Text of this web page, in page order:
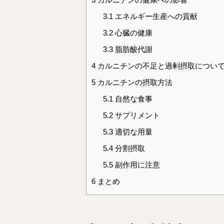
3.1 エネルギー生産への貢献
3.2心臓の健康
3.3脂肪酸代謝
4 カルニチンの不足と過剰摂取につい
5 カルニチンの摂取方法
5.1 自然な食事
5.2サプリメント
5.3適切な用量
5.4分割摂取
5.5副作用に注意
6 まとめ